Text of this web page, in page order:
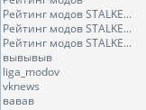
Рейтинг модов STALKE...
Рейтинг модов STALKE...
Рейтинг модов STALKE...
вывывыв
liga_modov
vknews
вавав